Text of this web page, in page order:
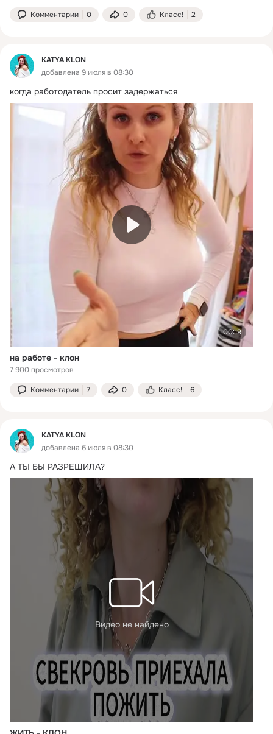
Комментарии 0 0 Класс! 2
KATYA KLON
добавлена 9 июля в 08:30
когда работодатель просит задержаться
00:19
на работе - клон
7 900 просмотров
Комментарии 7 0 Класс! 6
KATYA KLON
добавлена 6 июля в 08:30
А ТЫ БЫ РАЗРЕШИЛА?
Видео не найдено